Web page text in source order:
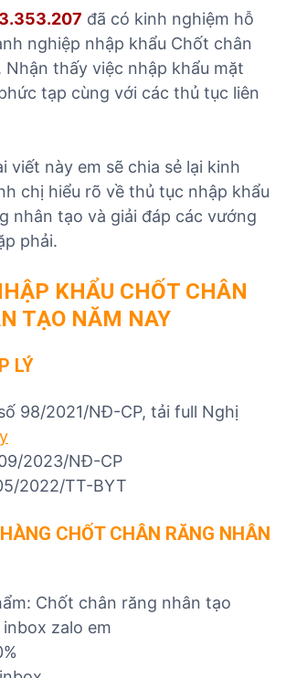
đã có kinh nghiệm hỗ
nghiệp nhập khẩu Chốt chân
Nhận thấy việc nhập khẩu mặt
tạp cùng với các thủ tục liên
viết này em sẽ chia sẻ lại kinh
chị hiểu rõ về thủ tục nhập khẩu
nhân tạo và giải đáp các vướng
phải.
KHẨU CHỐT CHÂN
TẠO NĂM NAY
LÝ
98/2021/NĐ-CP, tải full Nghị
2023/NĐ-CP
2022/TT-BYT
CHỐT CHÂN RĂNG NHÂN
Chốt chân răng nhân tạo
inbox zalo em